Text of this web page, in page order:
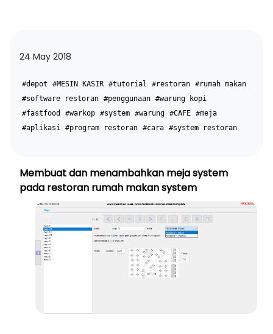
24 May 2018
#depot #MESIN KASIR #tutorial #restoran #rumah makan
#software restoran #penggunaan #warung kopi
#fastfood
#warkop #system #warung #CAFE #meja
#aplikasi
#program restoran #cara #system restoran
Membuat dan menambahkan meja system
pada restoran rumah makan system